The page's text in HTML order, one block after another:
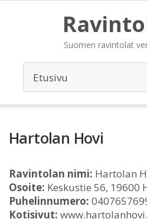
Suomen ravintolat
Hartolan Hovi
Ravintolan nimi: Hartolan
Osoite: Keskustie 56, 19600
Puhelinnumero:
Kotisivut: